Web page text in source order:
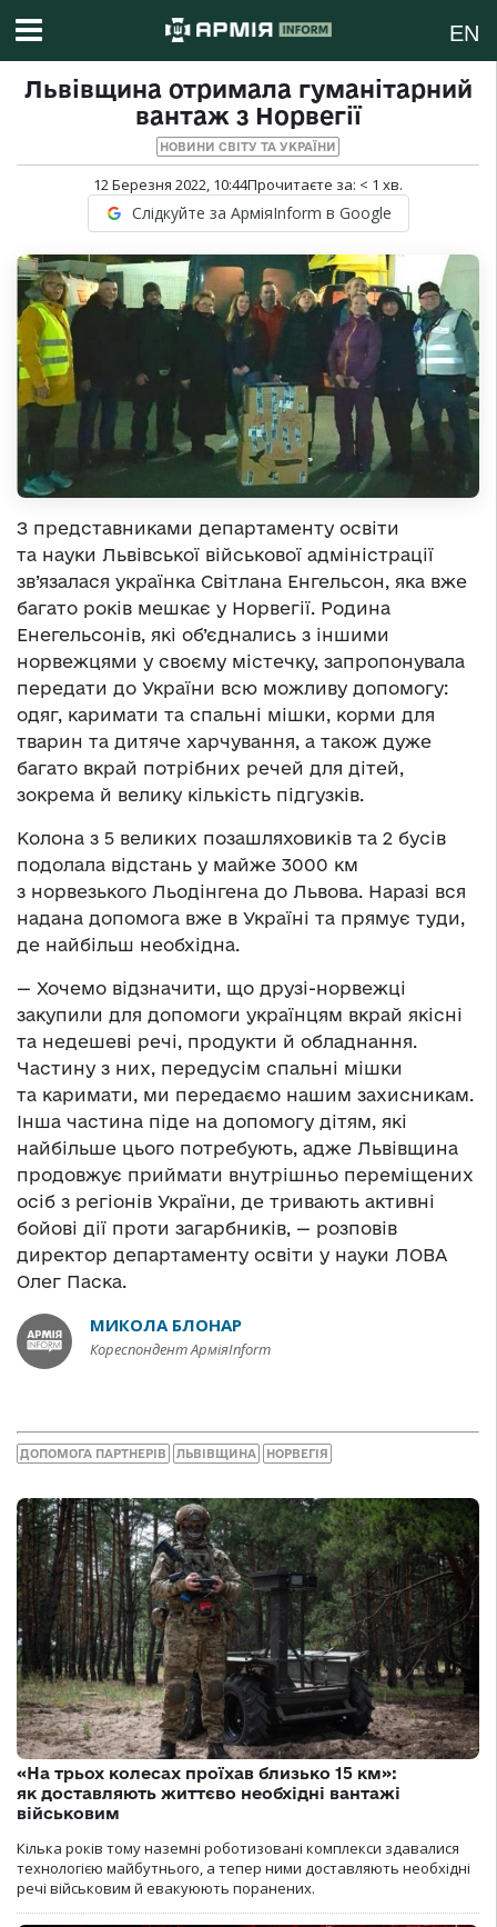
EN
Львівщина отримала гуманітарний
вантаж з Норвегії
НОВИНИ СВІТУ ТА УКРАЇНИ
12 Березня 2022, 10:44Прочитаєте за: < 1 хв.
Слідкуйте за АрміяInform в Google
З представниками департаменту освіти
та науки Львівської військової адміністрації
зв’язалася українка Світлана Енгельсон, яка вже
багато років мешкає у Норвегії. Родина
Енегельсонів, які об’єднались з іншими
норвежцями у своєму містечку, запропонувала
передати до України всю можливу допомогу:
одяг, каримати та спальні мішки, корми для
тварин та дитяче харчування, а також дуже
багато вкрай потрібних речей для дітей,
зокрема й велику кількість підгузків. ⠀
Колона з 5 великих позашляховиків та 2 бусів
подолала відстань у майже 3000 км
з норвезького Льодінгена до Львова. Наразі вся
надана допомога вже в Україні та прямує туди,
де найбільш необхідна.
— Хочемо відзначити, що друзі-норвежці
закупили для допомоги українцям вкрай якісні
та недешеві речі, продукти й обладнання.
Частину з них, передусім спальні мішки
та каримати, ми передаємо нашим захисникам.
Інша частина піде на допомогу дітям, які
найбільше цього потребують, адже Львівщина
продовжує приймати внутрішньо переміщених
осіб з регіонів України, де тривають активні
бойові дії проти загарбників, — розповів
директор департаменту освіти у науки ЛОВА
Олег Паска. ⠀
МИКОЛА БЛОНАР
Кореспондент АрміяInform
ДОПОМОГА ПАРТНЕРІВ ЛЬВІВЩИНА НОРВЕГІЯ
«На трьох колесах проїхав близько 15 км»:
як доставляють життєво необхідні вантажі
військовим
Кілька років тому наземні роботизовані комплекси здавалися
технологією майбутнього, а тепер ними доставляють необхідні
речі військовим й евакуюють поранених.